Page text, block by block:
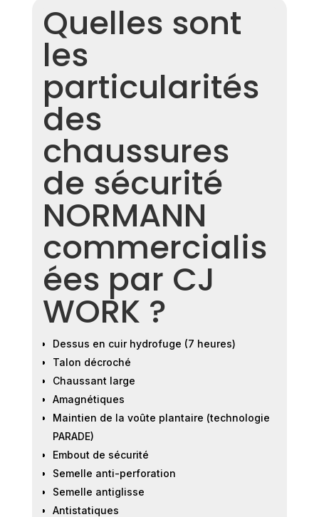
Quelles sont
les
particularités
des
chaussures
de sécurité
NORMANN
commercialis
ées par CJ
WORK ?
Dessus en cuir hydrofuge (7 heures)
Talon décroché
Chaussant large
Amagnétiques
Maintien de la voûte plantaire (technologie
PARADE)
Embout de sécurité
Semelle anti-perforation
Semelle antiglisse
Antistatiques